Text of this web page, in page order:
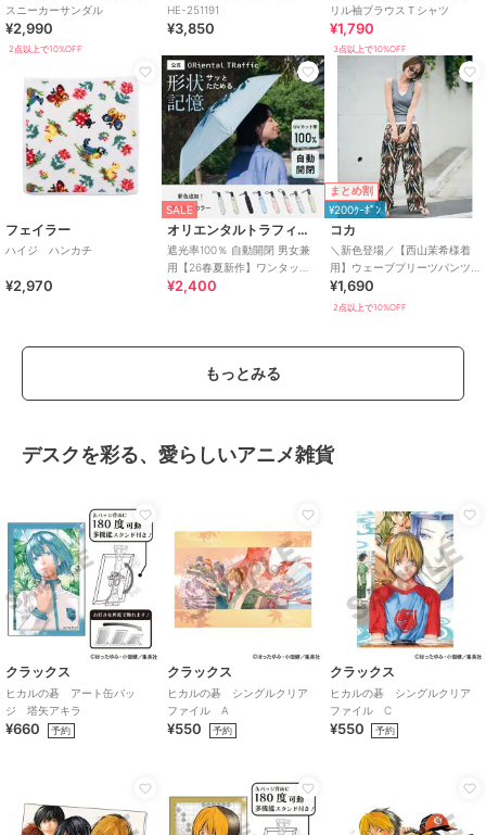
スニーカーサンダル
¥2,990
2点以上で10%OFF
HE-251191
¥3,850
リル袖ブラウスＴシャツ
¥1,790
3点以上で10%OFF
フェイラー
ハイジ ハンカチ
¥2,970
SALE
オリエンタルトラフィック
遮光率100％ 自動開閉 男女兼
用【26春夏新作】ワンタッチ
晴雨兼用 折りたたみ傘 /G-
¥2,400
まとめ割
¥200ｸｰﾎﾟﾝ
コカ
＼新色登場／【西山茉希様着
用】ウェーブプリーツパンツ
全12色 / セルフカット可能
¥1,690
2点以上で10%OFF
もっとみる
デスクを彩る、愛らしいアニメ雑貨
クラックス
ヒカルの碁 アート缶バッ
ジ 塔矢アキラ
¥660 予約
クラックス
ヒカルの碁 シングルクリア
ファイル A
¥550 予約
クラックス
ヒカルの碁 シングルクリア
ファイル C
¥550 予約